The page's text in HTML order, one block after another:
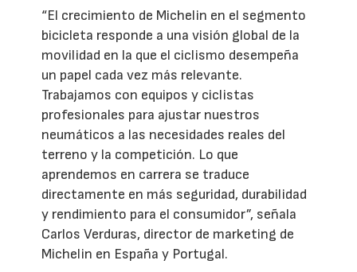
“El crecimiento de Michelin en el segmento
bicicleta responde a una visión global de la
movilidad en la que el ciclismo desempeña
un papel cada vez más relevante.
Trabajamos con equipos y ciclistas
profesionales para ajustar nuestros
neumáticos a las necesidades reales del
terreno y la competición. Lo que
aprendemos en carrera se traduce
directamente en más seguridad, durabilidad
y rendimiento para el consumidor”, señala
Carlos Verduras, director de marketing de
Michelin en España y Portugal.